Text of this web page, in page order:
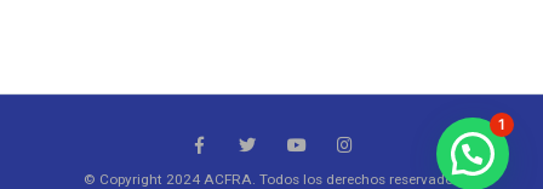
© Copyright 2024 ACFRA. Todos los derechos reservados
1